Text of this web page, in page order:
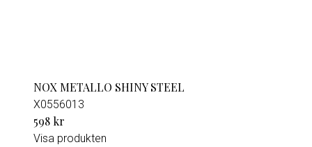
NOX METALLO SHINY STEEL
X0556013
598 kr
Visa produkten